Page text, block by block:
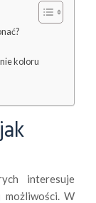
koloru
interesuje
możliwości. W